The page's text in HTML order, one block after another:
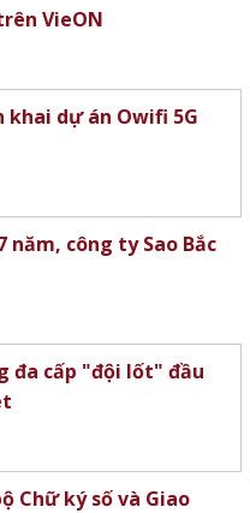
VieON
khai dự án Owifi 5G
năm, công ty Sao Bắc
đa cấp "đội lốt" đầu
Chữ ký số và Giao